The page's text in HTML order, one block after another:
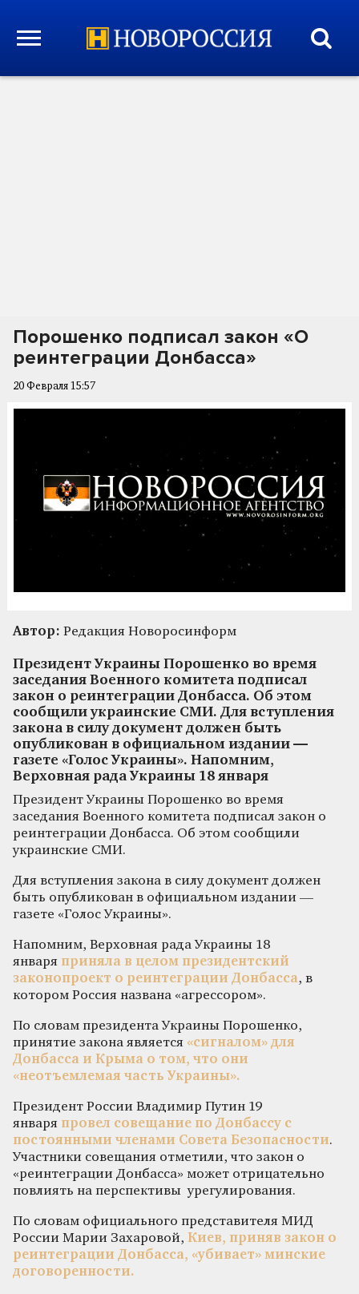
Порошенко подписал закон «О
реинтеграции Донбасса»
20 Февраля 15:57
Автор: Редакция Новоросинформ
Президент Украины Порошенко во время
заседания Военного комитета подписал
закон о реинтеграции Донбасса. Об этом
сообщили украинские СМИ. Для вступления
закона в силу документ должен быть
опубликован в официальном издании —
газете «Голос Украины». Напомним,
Верховная рада Украины 18 января
Президент Украины Порошенко во время
заседания Военного комитета подписал закон о
реинтеграции Донбасса. Об этом сообщили
украинские СМИ.
Для вступления закона в силу документ должен
быть опубликован в официальном издании —
газете «Голос Украины».
Напомним, Верховная рада Украины 18
января приняла в целом президентский
законопроект о реинтеграции Донбасса, в
котором Россия названа «агрессором».
По словам президента Украины Порошенко,
принятие закона является «сигналом» для
Донбасса и Крыма о том, что они
«неотъемлемая часть Украины».
Президент России Владимир Путин 19
января провел совещание по Донбассу с
постоянными членами Совета Безопасности.
Участники совещания отметили, что закон о
«реинтеграции Донбасса» может отрицательно
повлиять на перспективы урегулирования.
По словам официального представителя МИД
России Марии Захаровой, Киев, приняв закон о
реинтеграции Донбасса, «убивает» минские
договоренности.